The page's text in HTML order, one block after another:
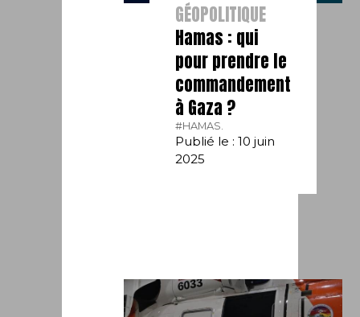
GÉOPOLITIQUE
Hamas : qui
pour prendre le
commandement
à Gaza ?
#HAMAS.
Publié le : 10 juin
2025